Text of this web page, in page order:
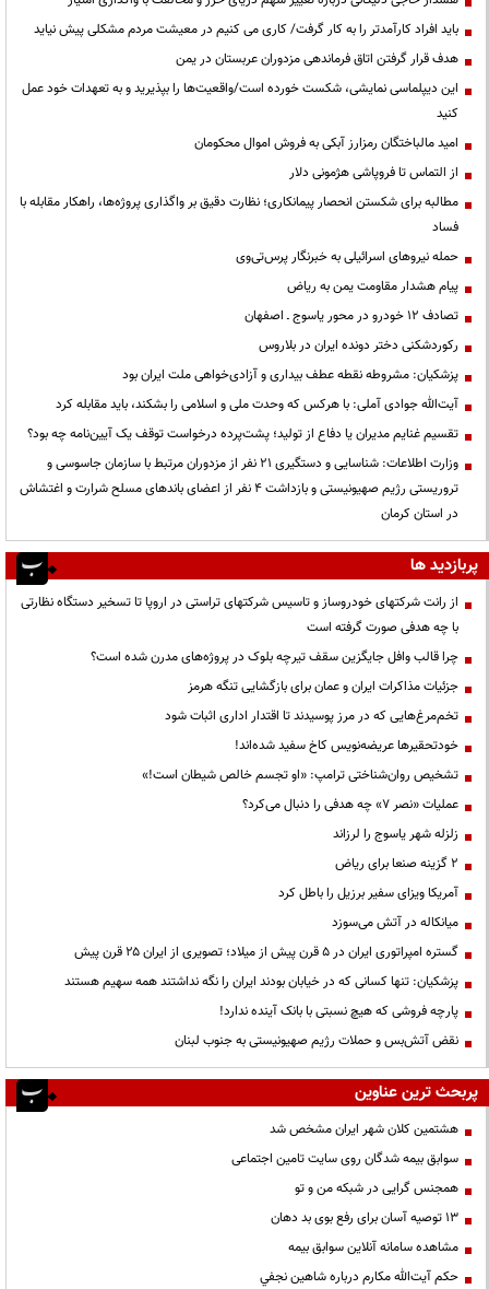
باید افراد کارآمدتر را به کار گرفت/ کاری می کنیم در معیشت مردم مشکلی پیش نیاید
هدف قرار گرفتن اتاق‌ فرماندهی مزدوران عربستان در یمن
این دیپلماسی نمایشی، شکست خورده است/واقعیت‌ها را بپذیرید و به تعهدات خود عمل
کنید
امید مالباختگان رمزارز آبکی به فروش اموال محکومان
از التماس تا فروپاشی هژمونی دلار
مطالبه برای شکستن انحصار پیمانکاری؛ نظارت دقیق بر واگذاری پروژه‌ها، راهکار مقابله با
فساد
حمله نیروهای اسرائیلی به خبرنگار پرس‌تی‌وی
پیام هشدار مقاومت یمن به ریاض
تصادف ۱۲ خودرو در محور یاسوج ـ اصفهان
رکوردشکنی دختر دونده ایران در بلاروس
پزشکیان: مشروطه نقطه عطف بیداری و آزادی‌خواهی ملت ایران بود
آیت‌الله جوادی آملی: با هرکس که وحدت ملی و اسلامی را بشکند، باید مقابله کرد
تقسیم غنایم مدیران یا دفاع از تولید؛ پشت‌پرده درخواست توقف یک آیین‌نامه چه بود؟
وزارت اطلاعات: شناسایی و دستگیری ۲۱ نفر از مزدوران مرتبط با سازمان جاسوسی و
تروریستی رژیم صهیونیستی و بازداشت ۴ نفر از اعضای باندهای مسلح شرارت و اغتشاش
در استان کرمان
پربازدید ها
از رانت‌ شرکتهای خودروساز و تاسیس شرکتهای تراستی در اروپا تا تسخیر دستگاه نظارتی
با چه هدفی صورت گرفته است
چرا قالب وافل جایگزین سقف تیرچه بلوک در پروژه‌های مدرن شده است؟
جزئیات مذاکرات ایران و عمان برای بازگشایی تنگه هرمز
تخم‌مرغ‌هایی که در مرز پوسیدند تا اقتدار اداری اثبات شود
خودتحقیرها عریضه‌نویس کاخ سفید شده‌اند!
تشخیص روان‌شناختی ترامپ: «او تجسم خالص شیطان است!»
عملیات «نصر ۷» چه هدفی را دنبال می‌کرد؟
زلزله شهر یاسوج را لرزاند
۲ گزینه صنعا برای ریاض
آمریکا ویزای سفیر برزیل را باطل کرد
میانکاله در آتش می‌سوزد
گستره امپراتوری ایران در ۵ قرن پیش از میلاد؛ تصویری از ایران ۲۵ قرن پیش
پزشکیان: تنها کسانی که در خیابان بودند ایران را نگه نداشتند همه سهیم هستند
پارچه فروشی که هیچ نسبتی با بانک آینده ندارد!
نقض آتش‌بس و حملات رژیم صهیونیستی به جنوب لبنان
پربحث ترین عناوین
هشتمین کلان شهر ایران مشخص شد
سوابق بیمه شدگان روی سایت تامین اجتماعی
همجنس گرایی در شبکه من و تو
13 توصیه آسان برای رفع بوی بد دهان
مشاهده سامانه آنلاين سوابق بیمه
حكم آيت‌الله مكارم درباره شاهين نجفي